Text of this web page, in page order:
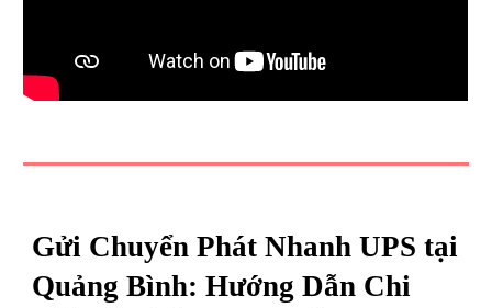
Gửi Chuyển Phát Nhanh UPS tại
Quảng Bình: Hướng Dẫn Chi